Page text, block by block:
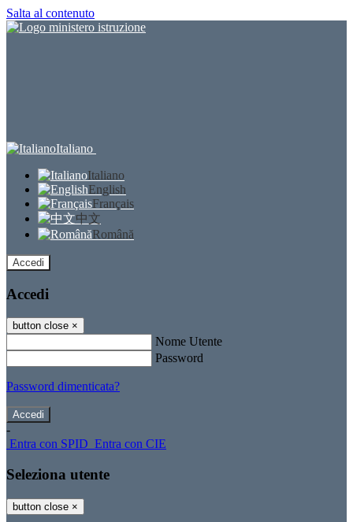
Salta al contenuto
Italiano
Italiano
English
Français
中文
Română
Accedi
Accedi
button close ×
Nome Utente
Password
Password dimenticata?
-
Entra con SPID Entra con CIE
Seleziona utente
button close ×